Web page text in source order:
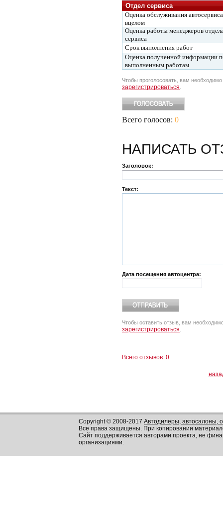
Отдел сервиса
Оценка обслуживания автосервиса
вцелом
Оценка работы менеджеров
сервиса
Срок выполнения работ
Оценка полученной информации
выполненным работам
Чтобы проголосовать, вам необходимо
зарегистрироваться
Всего голосов: 0
НАПИСАТЬ
Заголовок:
Текст:
Дата посещения автоцентра:
Чтобы оставить отзыв, вам
зарегистрироваться
Всего отзывов: 0
Copyright © 2008-2017 Автодилеры, автосалоны,
Все права защищены. При копировании
Сайт поддерживается авторами проекта, не
организациями.